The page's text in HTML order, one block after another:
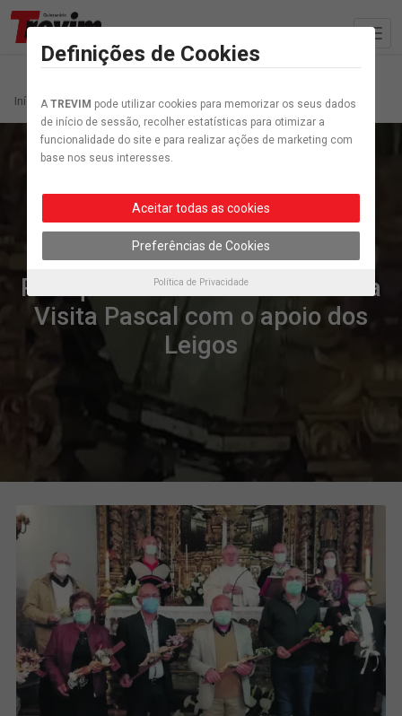
Início Artigo etiquetados “Páscoa”
Lousã e Vilarinho
Paróquia de Vilarinho mantém a
Visita Pascal com o apoio dos
Leigos
Definições de Cookies
A TREVIM pode utilizar cookies para memorizar os seus dados
de início de sessão, recolher estatísticas para otimizar a
funcionalidade do site e para realizar ações de marketing com
base nos seus interesses.
Aceitar todas as cookies
Preferências de Cookies
Política de Privacidade